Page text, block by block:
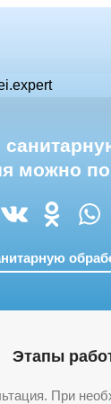
можно
Этапы
При